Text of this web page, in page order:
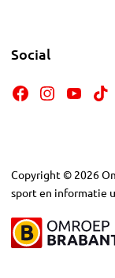
Social
Copyright © 2026
sport en informatie